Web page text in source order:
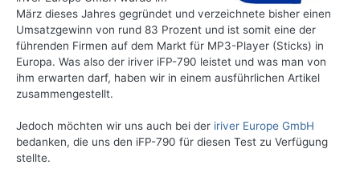
März dieses Jahres gegründet und verzeichnete bisher einen
Umsatzgewinn von rund 83 Prozent und ist somit eine der
führenden Firmen auf dem Markt für MP3-Player (Sticks) in
Europa. Was also der iriver iFP-790 leistet und was man von
ihm erwarten darf, haben wir in einem ausführlichen Artikel
zusammengestellt.
Jedoch möchten wir uns auch bei der iriver Europe GmbH
bedanken, die uns den iFP-790 für diesen Test zu Verfügung
stellte.